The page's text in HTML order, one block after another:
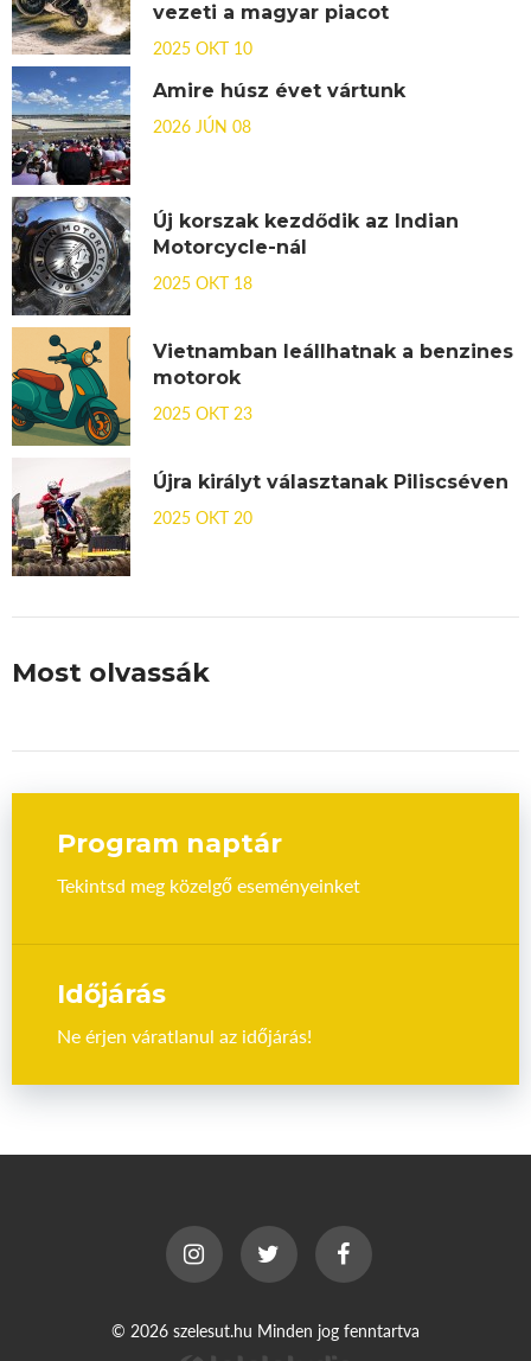
vezeti a magyar piacot
2025 OKT 10
Amire húsz évet vártunk
2026 JÚN 08
Új korszak kezdődik az Indian
Motorcycle-nál
2025 OKT 18
Vietnamban leállhatnak a benzines
motorok
2025 OKT 23
Újra királyt választanak Piliscséven
2025 OKT 20
Most olvassák
Program naptár
Tekintsd meg közelgő eseményeinket
Időjárás
Ne érjen váratlanul az időjárás!
© 2026 szelesut.hu Minden jog fenntartva